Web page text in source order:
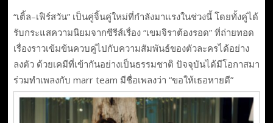
“เติ้ล–เฟิร์สวัน” เป็นคู่จิ้นคู่ใหม่ที่กำลังมาแรงในช่วงนี้ โดยทั้งคู่ได้
รับกระแสความนิยมจากซีรีส์เรื่อง “เขมจิราต้องรอด” ที่ถ่ายทอด
เรื่องราวเข้มข้นควบคู่ไปกับความสัมพันธ์ของตัวละครได้อย่าง
ลงตัว ด้วยเคมีที่เข้ากันอย่างเป็นธรรมชาติ ปัจจุบันได้มีโอกาสมา
ร่วมทำเพลงกับ marr team มีชื่อเพลงว่า “ขอให้เธอหายดี”